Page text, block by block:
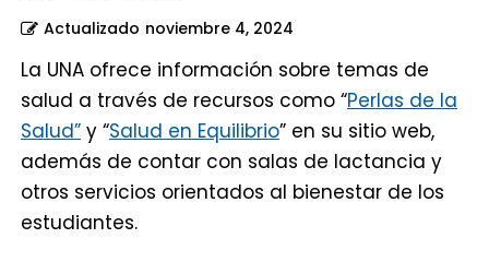
Actualizado noviembre 4, 2024
La UNA ofrece información sobre temas de
salud a través de recursos como “Perlas de la
Salud” y “Salud en Equilibrio” en su sitio web,
además de contar con salas de lactancia y
otros servicios orientados al bienestar de los
estudiantes.